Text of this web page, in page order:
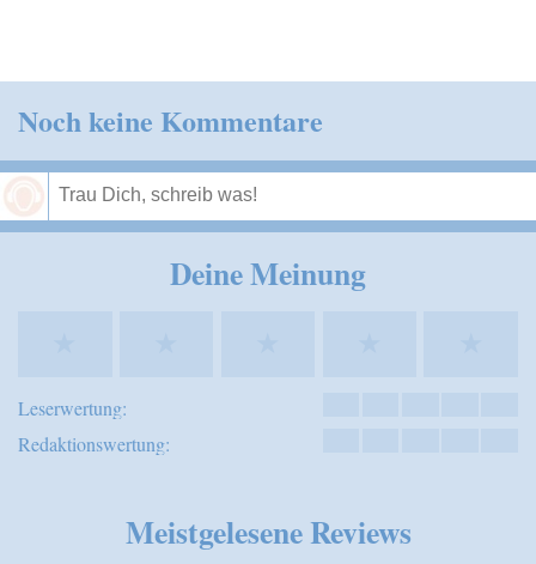
Noch keine Kommentare
Deine Meinung
Leserwertung:
Redaktionswertung:
Meistgelesene Reviews